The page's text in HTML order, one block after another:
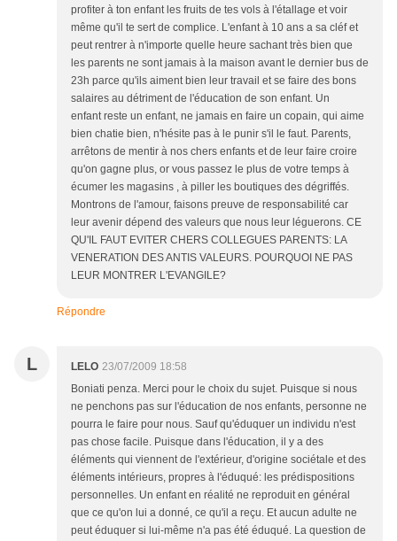
profiter à ton enfant les fruits de tes vols à l'étallage et voir
même qu'il te sert de complice. L'enfant à 10 ans a sa cléf et
peut rentrer à n'importe quelle heure sachant très bien que
les parents ne sont jamais à la maison avant le dernier bus de
23h parce qu'ils aiment bien leur travail et se faire des bons
salaires au détriment de l'éducation de son enfant. Un
enfant reste un enfant, ne jamais en faire un copain, qui aime
bien chatie bien, n'hésite pas à le punir s'il le faut. Parents,
arrêtons de mentir à nos chers enfants et de leur faire croire
qu'on gagne plus, or vous passez le plus de votre temps à
écumer les magasins , à piller les boutiques des dégriffés.
Montrons de l'amour, faisons preuve de responsabilité car
leur avenir dépend des valeurs que nous leur léguerons. CE
QU'IL FAUT EVITER CHERS COLLEGUES PARENTS: LA
VENERATION DES ANTIS VALEURS. POURQUOI NE PAS
LEUR MONTRER L'EVANGILE?
Répondre
L LELO 23/07/2009 18:58
Boniati penza. Merci pour le choix du sujet. Puisque si nous
ne penchons pas sur l'éducation de nos enfants, personne ne
pourra le faire pour nous. Sauf qu'éduquer un individu n'est
pas chose facile. Puisque dans l'éducation, il y a des
éléments qui viennent de l'extérieur, d'origine sociétale et des
éléments intérieurs, propres à l'éduqué: les prédispositions
personnelles. Un enfant en réalité ne reproduit en général
que ce qu'on lui a donné, ce qu'il a reçu. Et aucun adulte ne
peut éduquer si lui-même n'a pas été éduqué. La question de